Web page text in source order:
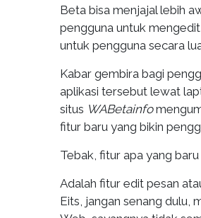
Beta bisa menjajal lebih
pengguna untuk
untuk pengguna secara
Kabar gembira bagi
aplikasi tersebut lewat
situs WABetainfo
fitur baru yang bikin
Tebak, fitur apa yang
Adalah fitur edit pesan
Eits, jangan senang dulu,